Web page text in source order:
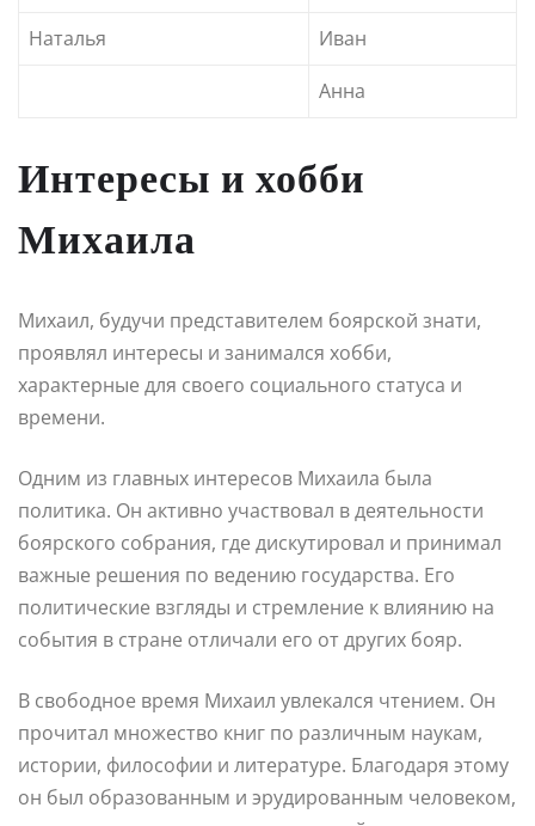
Наталья
Иван
Анна
Интересы и хобби
Михаила
Михаил, будучи представителем боярской знати,
проявлял интересы и занимался хобби,
характерные для своего социального статуса и
времени.
Одним из главных интересов Михаила была
политика. Он активно участвовал в деятельности
боярского собрания, где дискутировал и принимал
важные решения по ведению государства. Его
политические взгляды и стремление к влиянию на
события в стране отличали его от других бояр.
В свободное время Михаил увлекался чтением. Он
прочитал множество книг по различным наукам,
истории, философии и литературе. Благодаря этому
он был образованным и эрудированным человеком,